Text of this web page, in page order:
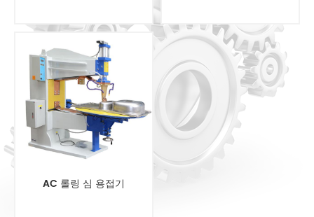
AC 롤링 심 용접기